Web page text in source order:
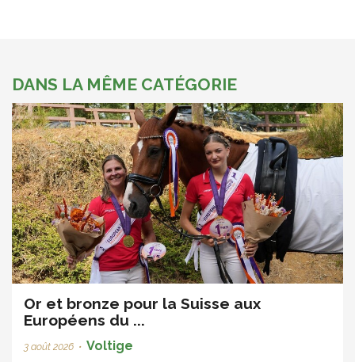
DANS LA MÊME CATÉGORIE
Or et bronze pour la Suisse aux
Européens du ...
3 août 2026 • Voltige